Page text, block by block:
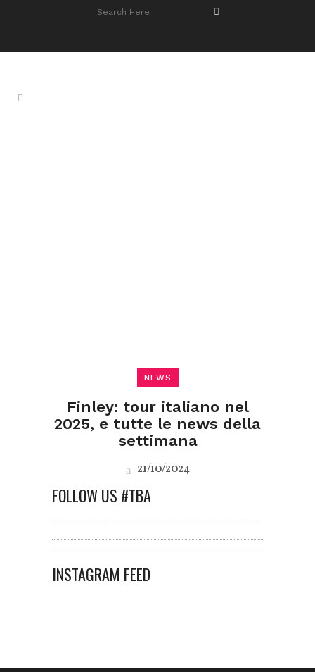
NEWS
Finley: tour italiano nel
2025, e tutte le news della
settimana
21/10/2024
FOLLOW US #TBA
INSTAGRAM FEED